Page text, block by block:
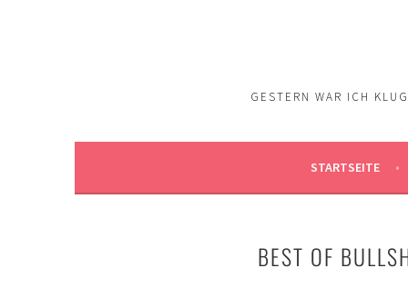
GESTERN WAR ICH
STARTSEITE
BEST OF